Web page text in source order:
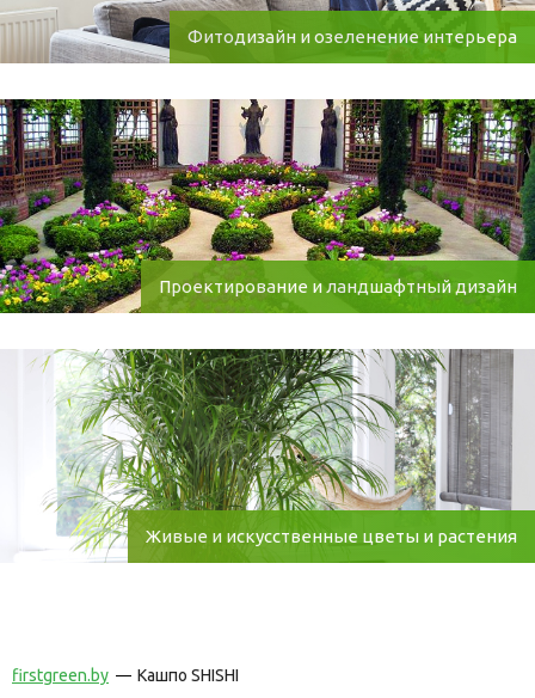
Фитодизайн и озеленение интерьера
Проектирование и ландшафтный дизайн
Живые и искусственные цветы и растения
firstgreen.by Кашпо SHISHI